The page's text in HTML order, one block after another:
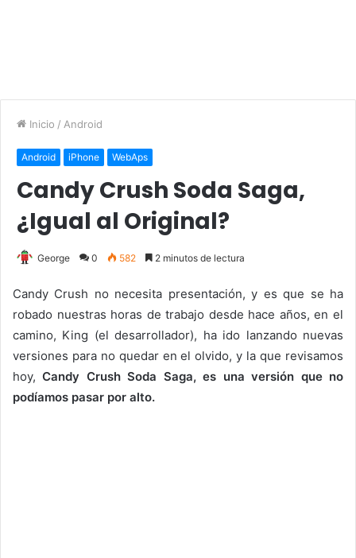
Inicio / Android
Android iPhone WebAps
Candy Crush Soda Saga,
¿Igual al Original?
George 0 582 2 minutos de lectura
Candy Crush no necesita presentación, y es que se ha
robado nuestras horas de trabajo desde hace años, en el
camino, King (el desarrollador), ha ido lanzando nuevas
versiones para no quedar en el olvido, y la que revisamos
hoy,Candy Crush Soda Saga, es una versión que no
podíamos pasar por alto.